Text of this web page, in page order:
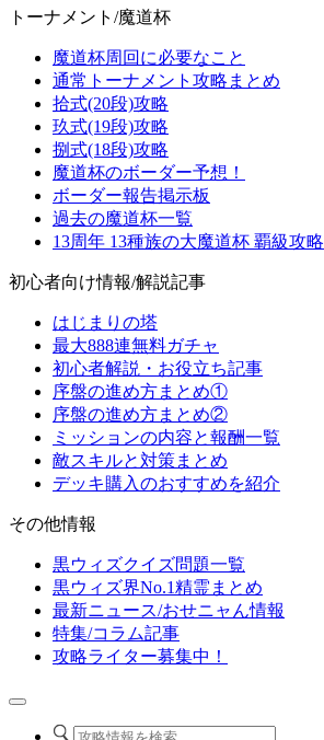
トーナメント/魔道杯
魔道杯周回に必要なこと
通常トーナメント攻略まとめ
拾式(20段)攻略
玖式(19段)攻略
捌式(18段)攻略
魔道杯のボーダー予想！
ボーダー報告掲示板
過去の魔道杯一覧
13周年 13種族の大魔道杯 覇級攻略
初心者向け情報/解説記事
はじまりの塔
最大888連無料ガチャ
初心者解説・お役立ち記事
序盤の進め方まとめ①
序盤の進め方まとめ②
ミッションの内容と報酬一覧
敵スキルと対策まとめ
デッキ購入のおすすめを紹介
その他情報
黒ウィズクイズ問題一覧
黒ウィズ界No.1精霊まとめ
最新ニュース/おせニャん情報
特集/コラム記事
攻略ライター募集中！